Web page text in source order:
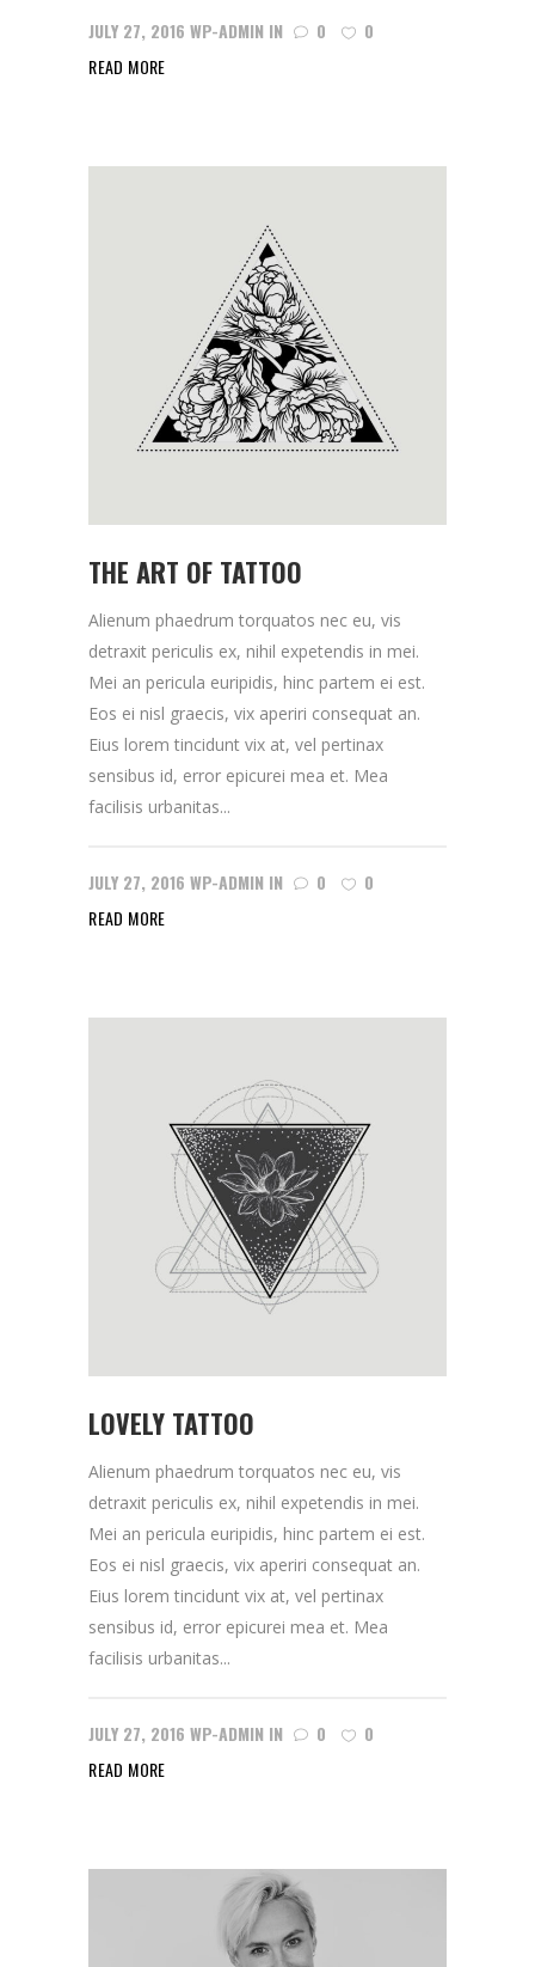
JULY 27, 2016 WP-ADMIN IN 0
0
READ MORE
THE ART OF TATTOO
Alienum phaedrum torquatos nec eu, vis
detraxit periculis ex, nihil expetendis in mei.
Mei an pericula euripidis, hinc partem ei est.
Eos ei nisl graecis, vix aperiri consequat an.
Eius lorem tincidunt vix at, vel pertinax
sensibus id, error epicurei mea et. Mea
facilisis urbanitas...
JULY 27, 2016 WP-ADMIN IN 0
0
READ MORE
LOVELY TATTOO
Alienum phaedrum torquatos nec eu, vis
detraxit periculis ex, nihil expetendis in mei.
Mei an pericula euripidis, hinc partem ei est.
Eos ei nisl graecis, vix aperiri consequat an.
Eius lorem tincidunt vix at, vel pertinax
sensibus id, error epicurei mea et. Mea
facilisis urbanitas...
JULY 27, 2016 WP-ADMIN IN 0
0
READ MORE